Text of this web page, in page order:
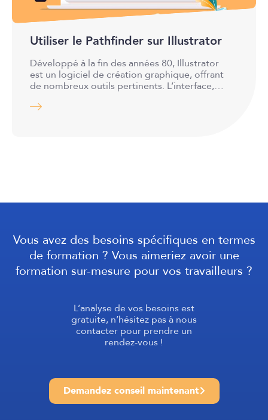
Utiliser le Pathfinder sur Illustrator
Développé à la fin des années 80, Illustrator
est un logiciel de création graphique, offrant
de nombreux outils pertinents. L’interface,…
Vous avez des besoins spécifiques en termes
de formation ? Vous aimeriez avoir une
formation sur-mesure pour vos travailleurs ?
L’analyse de vos besoins est
gratuite, n’hésitez pas à nous
contacter pour prendre un
rendez-vous !
Demandez conseil maintenant